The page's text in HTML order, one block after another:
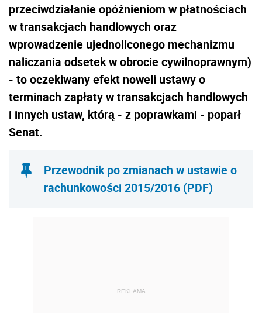
przeciwdziałanie opóźnieniom w płatnościach
w transakcjach handlowych oraz
wprowadzenie ujednoliconego mechanizmu
naliczania odsetek w obrocie cywilnoprawnym)
- to oczekiwany efekt noweli ustawy o
terminach zapłaty w transakcjach handlowych
i innych ustaw, którą - z poprawkami - poparł
Senat.
Przewodnik po zmianach w ustawie o
rachunkowości 2015/2016 (PDF)
REKLAMA